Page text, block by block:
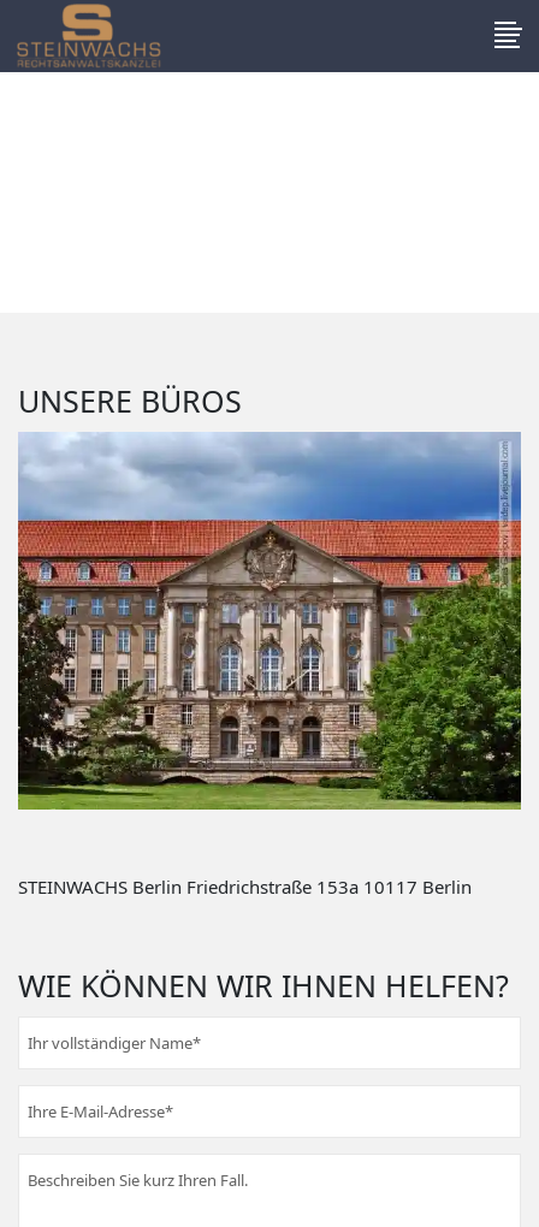
UNSERE BÜROS
STEINWACHS Berlin Friedrichstraße 153a 10117 Berlin
WIE KÖNNEN WIR IHNEN HELFEN?